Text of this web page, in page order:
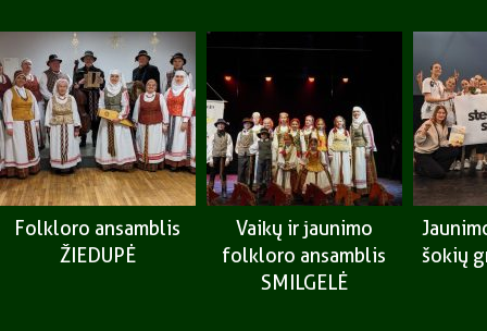
Folkloro ansamblis
ŽIEDUPĖ
Vaikų ir jaunimo
folkloro ansamblis
SMILGELĖ
šokių